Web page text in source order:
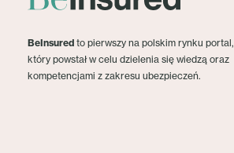
BeInsured to pierwszy na polskim rynku portal,
który powstał w celu dzielenia się wiedzą oraz
kompetencjami z zakresu ubezpieczeń.